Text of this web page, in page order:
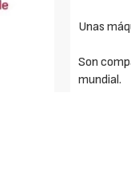
Unas
Son
mundial.